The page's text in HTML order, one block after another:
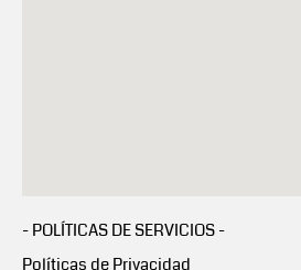
- POLÍTICAS DE SERVICIOS -
Políticas de Privacidad